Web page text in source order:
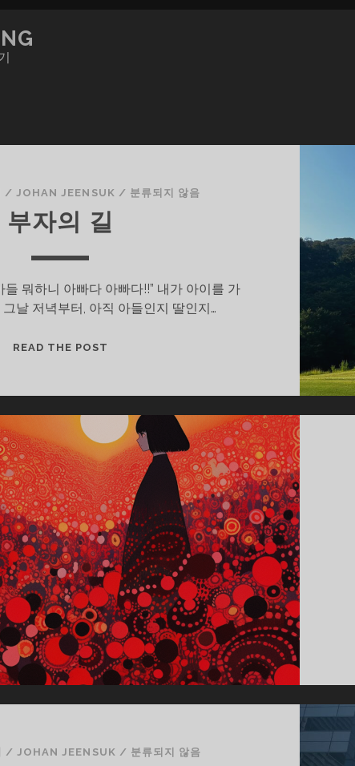
/JOHAN JEENSUK / 분류되지 않음
부자의 길
들 뭐하니 아빠다 아빠다!!” 내가 아이를 가
날 저녁부터, 아직 아들인지 딸인지…
READ THE POST
/JOHAN JEENSUK / 분류되지 않음